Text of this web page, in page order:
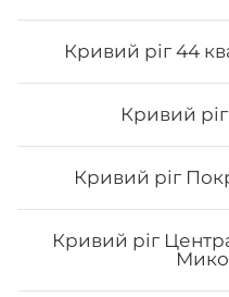
Кривий ріг 44
Кривий
Кривий ріг
Кривий ріг